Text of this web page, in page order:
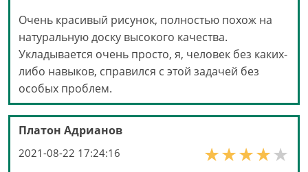
Очень красивый рисунок, полностью похож на
натуральную доску высокого качества.
Укладывается очень просто, я, человек без каких-
либо навыков, справился с этой задачей без
особых проблем.
Платон Адрианов
2021-08-22 17:24:16